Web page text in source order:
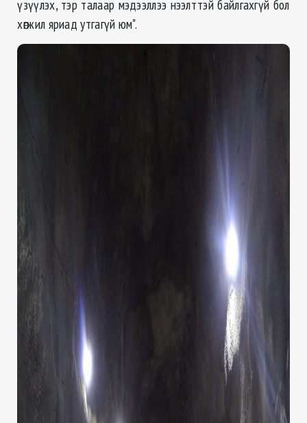
үзүүлэх, тэр талаар мэдээллээ нээлттэй байлгахгүй бол
хөгжил яриад утгагүй юм".